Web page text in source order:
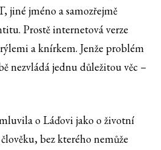
jiné jméno a samozřejmě
Prostě internetová verze
a knírkem. Jenže problém
nezvládá jednu důležitou věc –
o Láďovi jako o životní
bez kterého nemůže